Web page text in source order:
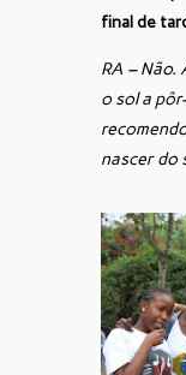
final de
RA – Não.
o sol a
nascer do